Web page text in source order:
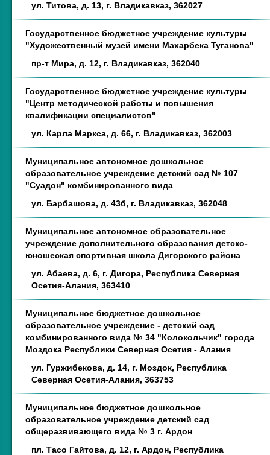
ул. Титова, д. 13, г. Владикавказ, 362027
Государственное бюджетное учреждение культуры
"Художественный музей имени Махарбека Туганова"
пр-т Мира, д. 12, г. Владикавказ, 362040
Государственное бюджетное учреждение культуры
"Центр методической работы и повышения
квалификации специалистов"
ул. Карла Маркса, д. 66, г. Владикавказ, 362003
Муниципальное автономное дошкольное
образовательное учреждение детский сад № 107
"Суадон" комбинированного вида
ул. Барбашова, д. 43б, г. Владикавказ, 362048
Муниципальное автономное образовательное
учреждение дополнительного образования детско-
юношеская спортивная школа Дигорского района
ул. Абаева, д. 6, г. Дигора, Республика Северная
Осетия-Алания, 363410
Муниципальное бюджетное дошкольное
образовательное учреждение - детский сад
комбинированного вида № 34 "Колокольчик" города
Моздока Республики Северная Осетия - Алания
ул. Гуржибекова, д. 14, г. Моздок, Республика
Северная Осетия-Алания, 363753
Муниципальное бюджетное дошкольное
образовательное учреждение детский сад
общеразвивающего вида № 3 г. Ардон
пл. Тасо Гайтова, д. 12, г. Ардон, Республика